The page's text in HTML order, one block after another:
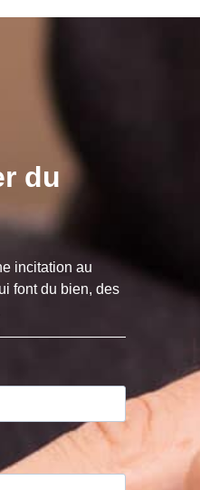
du
incitation au
font du bien, des